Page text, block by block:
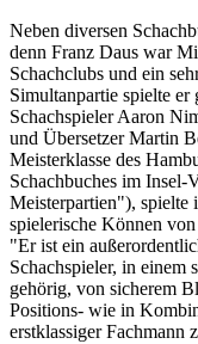
Neben diversen
denn Franz Daus war
Schachclubs und ein
Simultanpartie spielte er
Schachspieler Aaron
und Übersetzer Martin
Meisterklasse des
Schachbuches im
Meisterpartien"), spielte
spielerische Können
"Er ist ein
Schachspieler, in einem
gehörig, von sicherem
Positions- wie in
erstklassiger Fachmann